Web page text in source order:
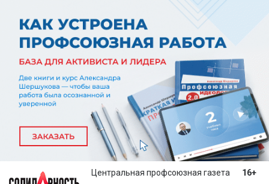
Центральная профсоюзная газета 16+